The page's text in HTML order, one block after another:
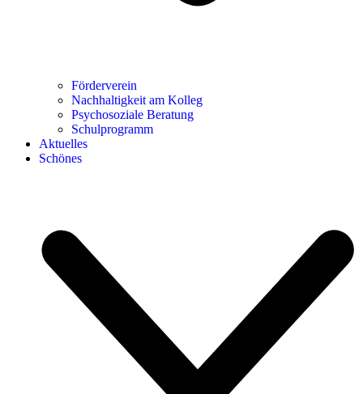
Förderverein
Nachhaltigkeit am Kolleg
Psychosoziale Beratung
Schulprogramm
Aktuelles
Schönes